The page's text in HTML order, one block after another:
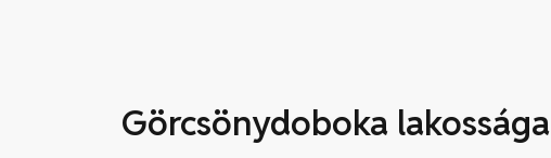
Görcsönydoboka lakossága